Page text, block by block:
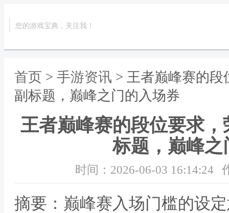
您的游戏宝典，关注我！
首页 > 手游资讯 > 王者巅峰赛的
副标题，巅峰之门的入场券
王者巅峰赛的段位要求
标题，巅峰之
时间：2026-06-03 16:14:24
摘要：巅峰赛入场门槛的设